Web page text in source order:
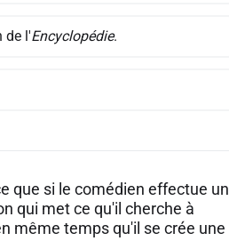
de l'Encyclopédie.
que si le comédien effectue un
qui met ce qu'il cherche à
même temps qu'il se crée une